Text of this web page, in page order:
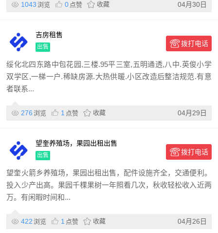
1043 浏览 0 点赞 收藏 04月30日
吉房租售
出售 拨打电话
绥化北四东路中包花园,三楼.95平三室,五明通透,八中.英俊小学
双学区,一梯一户.稀缺房源.大热供暖.小区改造后整洁规范.有意
者联系...
276 浏览 1 点赞 收藏 04月29日
望奎养殖场，果园出租出售
出售 拨打电话
望奎火箭乡养殖场，果园出租出售，配件设施齐全，交通便利。
投入少产出高。果园千棵果树一年照看几次，秋收轻松收入近两
万。有闲暇时间和...
422 浏览 1 点赞 收藏 04月26日